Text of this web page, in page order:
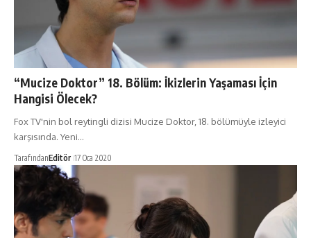
“Mucize Doktor” 18. Bölüm: İkizlerin Yaşaması İçin
Hangisi Ölecek?
Fox TV'nin bol reytingli dizisi Mucize Doktor, 18. bölümüyle izleyici
karşısında. Yeni…
TarafındanEditör 17 Oca 2020